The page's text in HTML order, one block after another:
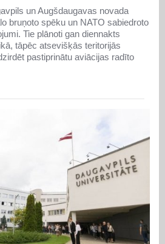
un Augšdaugavas novada
bruņoto spēku un NATO sabiedroto
Tie plānoti gan diennakts
tāpēc atsevišķās teritorijās
pastiprinātu aviācijas radīto